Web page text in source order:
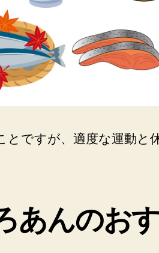
とですが、適度な運動と
あんのお